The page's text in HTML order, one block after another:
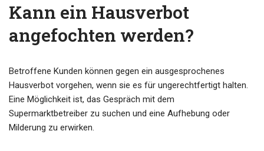
Kann ein Hausverbot
angefochten werden?
Betroffene Kunden können gegen ein ausgesprochenes
Hausverbot vorgehen, wenn sie es für ungerechtfertigt halten.
Eine Möglichkeit ist, das Gespräch mit dem
Supermarktbetreiber zu suchen und eine Aufhebung oder
Milderung zu erwirken.